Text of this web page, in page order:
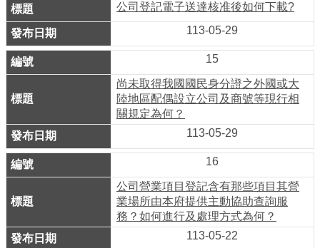
臺
北
通
情
系
統
府
站
公司登記電子送達核准後如何下載?
113-05-29
15
尚未取得我國國民身分證之外國或大
陸地區配偶設立公司及商號等現行相
關規定為何？
113-05-29
16
公司營業項目登記含有那些項目其營
業場所由本府提供主動協助查詢服
務？如何進行及處理方式為何？
113-05-22